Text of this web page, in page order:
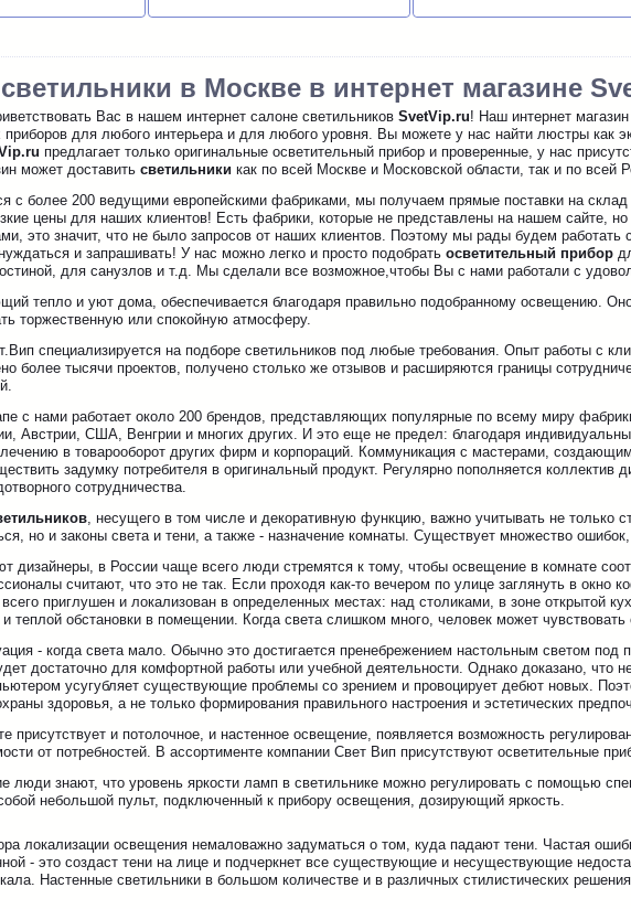
в Москве в интернет магазине
Вас в нашем интернет салоне светильников SvetVip.ru! Наш интернет
приборов для любого интерьера и для любого уровня. Вы можете у нас найти люстры как
предлагает только оригинальные осветительный прибор и проверенные, у нас
может доставить светильники как по всей Москве и Московской области, так и по всей
с более 200 ведущими европейскими фабриками, мы получаем прямые поставки на
цены для наших клиентов! Есть фабрики, которые не представлены на нашем сайте,
это значит, что не было запросов от наших клиентов. Поэтому мы рады будем
и запрашивать! У нас можно легко и просто подобрать осветительный прибор
для санузлов и т.д. Мы сделали все возможное,чтобы Вы с нами работали с
тепло и уют дома, обеспечивается благодаря правильно подобранному освещению.
торжественную или спокойную атмосферу.
специализируется на подборе светильников под любые требования. Опыт работы с
более тысячи проектов, получено столько же отзывов и расширяются границы
с нами работает около 200 брендов, представляющих популярные по всему миру
Австрии, США, Венгрии и многих других. И это еще не предел: благодаря
в товарооборот других фирм и корпораций. Коммуникация с мастерами,
задумку потребителя в оригинальный продукт. Регулярно пополняется коллектив
сотрудничества.
, несущего в том числе и декоративную функцию, важно учитывать не только
но и законы света и тени, а также - назначение комнаты. Существует множество
дизайнеры, в России чаще всего люди стремятся к тому, чтобы освещение в комнате
считают, что это не так. Если проходя как-то вечером по улице заглянуть в окно
приглушен и локализован в определенных местах: над столиками, в зоне открытой
теплой обстановки в помещении. Когда света слишком много, человек может
- когда света мало. Обычно это достигается пренебрежением настольным светом под
достаточно для комфортной работы или учебной деятельности. Однако доказано, что
усугубляет существующие проблемы со зрением и провоцирует дебют новых.
здоровья, а не только формирования правильного настроения и эстетических
присутствует и потолочное, и настенное освещение, появляется возможность
от потребностей. В ассортименте компании Свет Вип присутствуют осветительные
люди знают, что уровень яркости ламп в светильнике можно регулировать с помощью
небольшой пульт, подключенный к прибору освещения, дозирующий яркость.
локализации освещения немаловажно задуматься о том, куда падают тени. Частая
- это создаст тени на лице и подчеркнет все существующие и несуществующие
Настенные светильники в большом количестве и в различных стилистических